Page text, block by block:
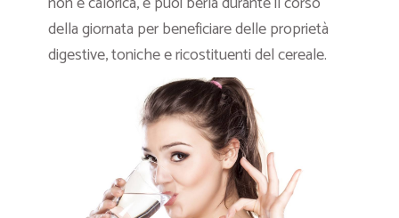
della giornata per beneficiare delle proprietà
digestive, toniche e ricostituenti del cereale.